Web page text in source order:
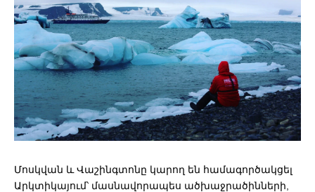
Մոսկվան և Վաշինգտոնը կարող են համագործակցել
Արկտիկայում՝ մասնավորապես ածխաջրածինների,